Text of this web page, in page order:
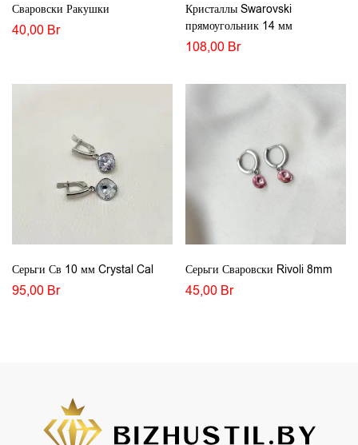
Сваровски Ракушки
40,00 Br
Кристаллы Swarovski
прямоугольник 14 мм
108,00 Br
Серьги Св 10 мм Crystal Cal
95,00 Br
Серьги Сваровски Rivoli 8mm
45,00 Br